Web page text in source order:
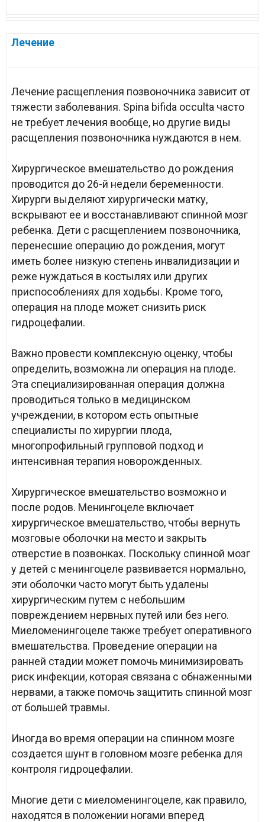
Лечение
Лечение расщепления позвоночника зависит от
тяжести заболевания. Spina bifida occulta часто
не требует лечения вообще, но другие виды
расщепления позвоночника нуждаются в нем.
Хирургическое вмешательство до рождения
проводится до 26-й недели беременности.
Хирурги выделяют хирургически матку,
вскрывают ее и восстанавливают спинной мозг
ребенка. Дети с расщеплением позвоночника,
перенесшие операцию до рождения, могут
иметь более низкую степень инвалидизации и
реже нуждаться в костылях или других
приспособлениях для ходьбы. Кроме того,
операция на плоде может снизить риск
гидроцефалии.
Важно провести комплексную оценку, чтобы
определить, возможна ли операция на плоде.
Эта специализированная операция должна
проводиться только в медицинском
учреждении, в котором есть опытные
специалисты по хирургии плода,
многопрофильный групповой подход и
интенсивная терапия новорожденных.
Хирургическое вмешательство возможно и
после родов. Менингоцеле включает
хирургическое вмешательство, чтобы вернуть
мозговые оболочки на место и закрыть
отверстие в позвонках. Поскольку спинной мозг
у детей с менингоцеле развивается нормально,
эти оболочки часто могут быть удалены
хирургическим путем с небольшим
повреждением нервных путей или без него.
Миеломенингоцеле также требует оперативного
вмешательства. Проведение операции на
ранней стадии может помочь минимизировать
риск инфекции, которая связана с обнаженными
нервами, а также помочь защитить спинной мозг
от большей травмы.
Иногда во время операции на спинном мозге
создается шунт в головном мозге ребенка для
контроля гидроцефалии.
Многие дети с миеломенингоцеле, как правило,
находятся в положении ногами вперед